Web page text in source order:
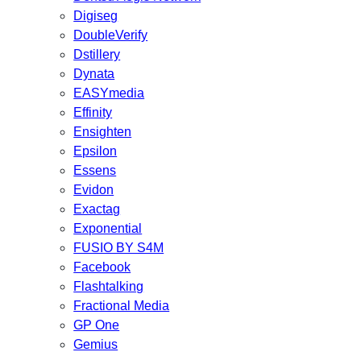
Digiseg
DoubleVerify
Dstillery
Dynata
EASYmedia
Effinity
Ensighten
Epsilon
Essens
Evidon
Exactag
Exponential
FUSIO BY S4M
Facebook
Flashtalking
Fractional Media
GP One
Gemius